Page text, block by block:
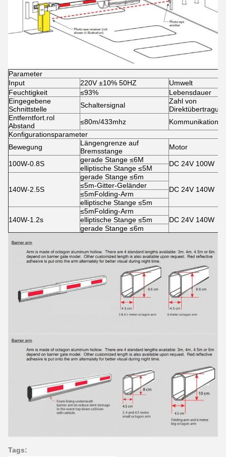
Parameter
Input
220V ±10% 50HZ
Umwelt
Feuchtigkeit
≤93%
Lebensdauer
Eingegebene
Schnittstelle
Schaltersignal
Zahl von
Entferntfort.rol
Abstand
≤80m/433mhz
Kommunikation
Konfigurationsparameter
Bewegung
Längengrenze auf
Bremsstange
Motor
100W-0.8S gerade Stange ≤6M DC 24V 100W
elliptische Stange ≤5M
140W-2.5S
gerade Stange ≤6m
DC 24V 140W
≤5m-Gitter-Geländer
≤5mFolding-Arm
elliptische Stange ≤5m
140W-1.2s
≤5mFolding-Arm
DC 24V 140W
elliptische Stange ≤5m
gerade Stange ≤6m
Tags: